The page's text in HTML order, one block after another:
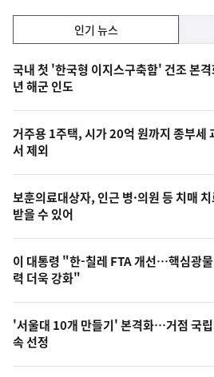
기,
최
신,
오
늘
의
영
상
오
늘
의
사
진
인기 뉴스
기
뉴
스
국내 첫 '한국형 이지스구축함' 건조 본
년 해군 인도
거주용 1주택, 시가 20억 원까지 종부세
서 제외
보훈의료대상자, 인근 병·의원 등 치매
받을 수 있어
이 대통령 "한-칠레 FTA 개선…핵심광
력 더욱 강화"
'서울대 10개 만들기' 본격화…거점 국
속 선정